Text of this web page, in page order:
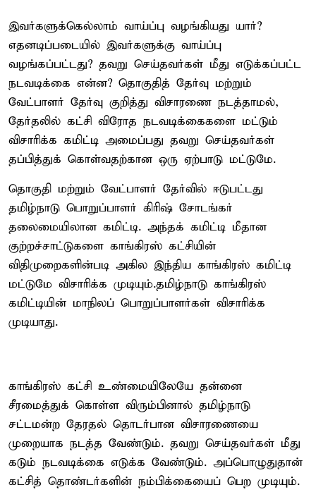
இவர்களுக்கெல்லாம் வாய்ப்பு வழங்கியது யார்?
எதனடிப்படையில் இவர்களுக்கு வாய்ப்பு
வழங்கப்பட்டது? தவறு செய்தவர்கள் மீது எடுக்கப்பட்ட
நடவடிக்கை என்ன? தொகுதித் தேர்வு மற்றும்
வேட்பாளர் தேர்வு குறித்து விசாரணை நடத்தாமல்,
தேர்தலில் கட்சி விரோத நடவடிக்கைகளை மட்டும்
விசாரிக்க கமிட்டி அமைப்பது தவறு செய்தவர்கள்
தப்பித்துக் கொள்வதற்கான ஒரு ஏற்பாடு மட்டுமே.
தொகுதி மற்றும் வேட்பாளர் தேர்வில் ஈடுபட்டது
தமிழ்நாடு பொறுப்பாளர் கிரிஷ் சோடங்கர்
தலைமையிலான கமிட்டி. அந்தக் கமிட்டி மீதான
குற்றச்சாட்டுகளை காங்கிரஸ் கட்சியின்
விதிமுறைகளின்படி அகில இந்திய காங்கிரஸ் கமிட்டி
மட்டுமே விசாரிக்க முடியும்.தமிழ்நாடு காங்கிரஸ்
கமிட்டியின் மாநிலப் பொறுப்பாளர்கள் விசாரிக்க
முடியாது.
காங்கிரஸ் கட்சி உண்மையிலேயே தன்னை
சீரமைத்துக் கொள்ள விரும்பினால் தமிழ்நாடு
சட்டமன்ற தேரதல் தொடர்பான விசாரணையை
முறையாக நடத்த வேண்டும். தவறு செய்தவர்கள் மீது
கடும் நடவடிக்கை எடுக்க வேண்டும். அப்பொழுதுதான்
கட்சித் தொண்டர்களின் நம்பிக்கையைப் பெற முடியும்.